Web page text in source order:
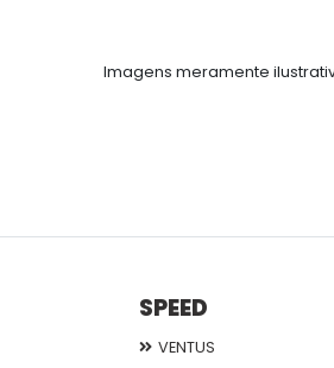
Imagens meramente
SPEED
VENTUS